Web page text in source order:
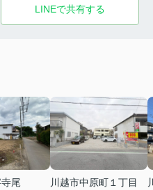
LINEで共有する
尾
川越市中原町１丁目